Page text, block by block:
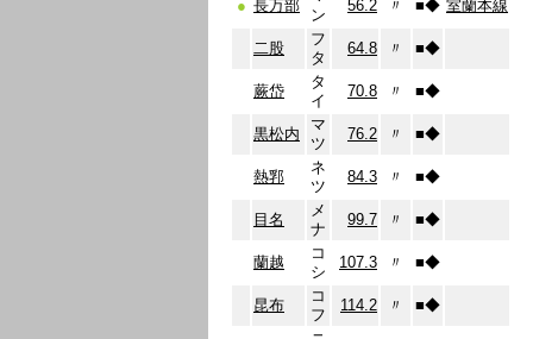
● 長万部
ン
56.2 〃 ■◆ 室蘭本線
二股
フ
タ
64.8 〃 ■◆
蕨岱
タ
イ
70.8 〃 ■◆
黒松内
マ
ツ
76.2 〃 ■◆
熱郛
ネ
ツ
84.3 〃 ■◆
目名
メ
ナ
99.7 〃 ■◆
蘭越
コ
シ
107.3 〃 ■◆
昆布
コ
フ
114.2 〃 ■◆